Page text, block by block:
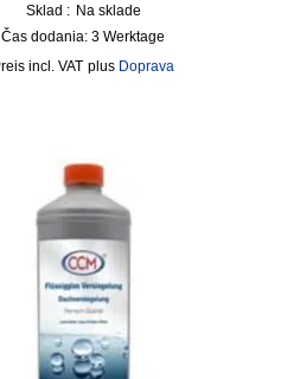
Sklad : Na sklade
Čas dodania:3 Werktage
incl. VAT plus Doprava